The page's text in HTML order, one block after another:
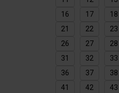
16
17 18
21
22 23
26
27 28
31
32 33
36
37 38
41
42 43